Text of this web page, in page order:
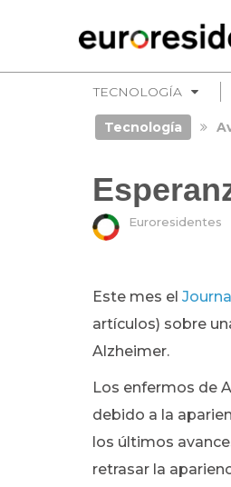
TECNOLOGÍA
Tecnología
Euroresidentes
Este mes el
artículos) sobre
Alzheimer.
Los enfermos de
debido a la
los últimos
retrasar la